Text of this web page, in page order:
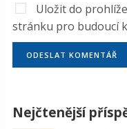
Uložit do
stránku pro budoucí
Nejčtenější